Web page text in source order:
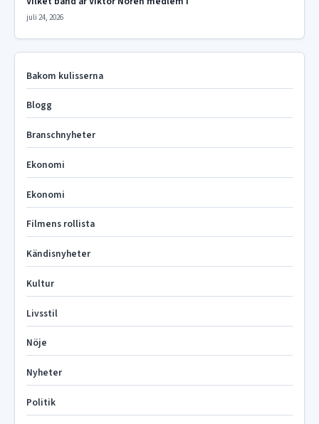
juli 24, 2026
Bakom kulisserna
Blogg
Branschnyheter
Ekonomi
Ekonomi
Filmens rollista
Kändisnyheter
Kultur
Livsstil
Nöje
Nyheter
Politik